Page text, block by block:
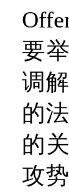
要
调
的
的
攻